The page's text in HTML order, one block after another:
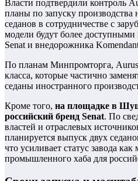
Власти подтвердили контроль
планы по запуску производства
седанов в сотрудничестве с
модели будут более
Senat и внедорожника
По планам Минпромторга,
класса, которые частично
седаны иностранного
Кроме того, на площадке в
российский бренд Senat. По
властей и отраслевых
планируется выпуск двух
что усиливает статус завода
промышленного хаба для